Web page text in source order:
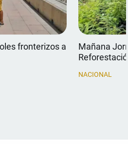
fronterizos a
Mañana
NACIONAL